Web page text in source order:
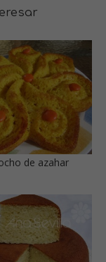
de azahar